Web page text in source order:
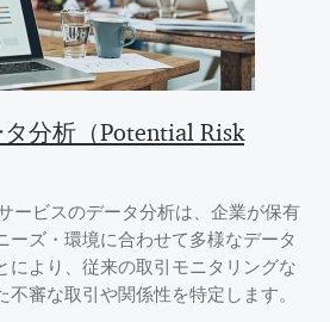
分析（Potential Risk
ービスのデータ分析は、企業が保有
ーズ・環境に合わせて多様なデータ
により、従来の取引モニタリングな
審な取引や関係性を特定します。